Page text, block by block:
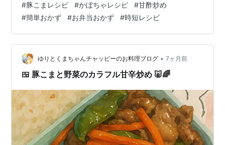
少々 🛢 サラダ油：適量 🥣 甘酢だれ 酢：大さじ2 砂糖：
大さじ2 醤油：大さじ2 みりん：大さじ1 🍳 作り方 1️⃣ か
ぼちゃは薄めのくし切り、または食べやすい大きさに切
る。耐熱皿に入れてラップをし、600Wで3分加熱する。
（まだ固ければ追加で1分） 2️⃣ 豚こま…
#豚こまレシピ #かぼちゃレシピ #甘酢炒め
#簡単おかず #お弁当おかず #時短レシピ
ゆりとくまちゃんチャッピーのお料理ブログ • 7ヶ月前
🍱 豚こまと野菜のカラフル甘辛炒め 🐷🌈